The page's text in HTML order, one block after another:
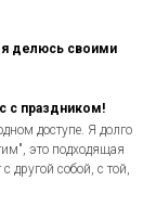
я делюсь своими
с праздником!
доступе. Я долго
это подходящая
другой собой, с той,